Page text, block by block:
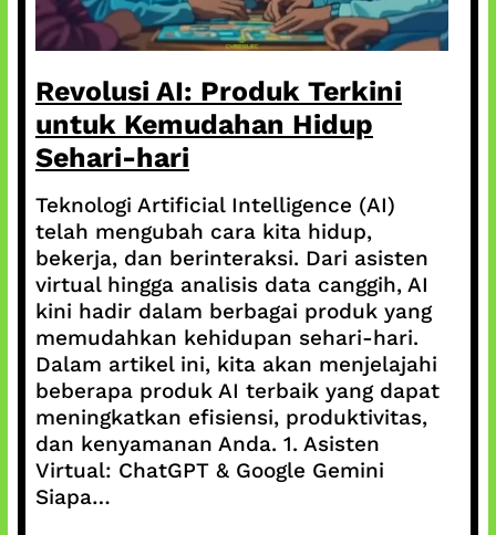
Revolusi AI: Produk Terkini
untuk Kemudahan Hidup
Sehari-hari
Teknologi Artificial Intelligence (AI)
telah mengubah cara kita hidup,
bekerja, dan berinteraksi. Dari asisten
virtual hingga analisis data canggih, AI
kini hadir dalam berbagai produk yang
memudahkan kehidupan sehari-hari.
Dalam artikel ini, kita akan menjelajahi
beberapa produk AI terbaik yang dapat
meningkatkan efisiensi, produktivitas,
dan kenyamanan Anda. 1. Asisten
Virtual: ChatGPT & Google Gemini
Siapa…